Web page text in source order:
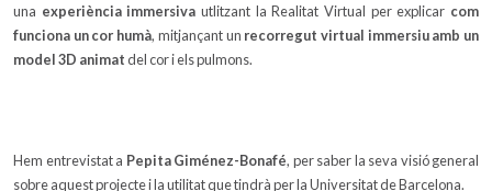
una experiència immersivautlitzant la Realitat Virtual per explicar com
funciona un cor humà, mitjançant un recorregut virtual immersiu amb un
model 3D animatdel cor i els pulmons.
Hem entrevistat a Pepita Giménez-Bonafé, per saber la seva visió general
sobre aquest projecte i la utilitat que tindrà per la Universitat de Barcelona.